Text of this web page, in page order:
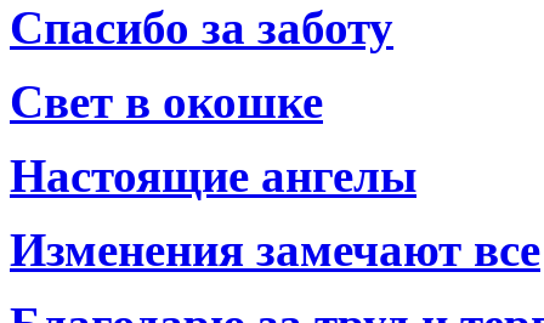
Спасибо за заботу
Свет в окошке
Настоящие ангелы
Изменения замечают все